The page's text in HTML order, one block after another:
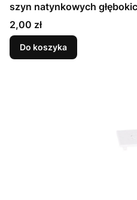
szyn natynkowych
kolor biały
Cena
2,00 zł
Do koszyka